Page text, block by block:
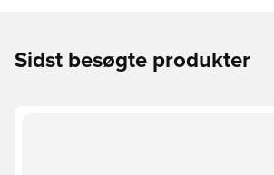
Sidst besøgte produkter